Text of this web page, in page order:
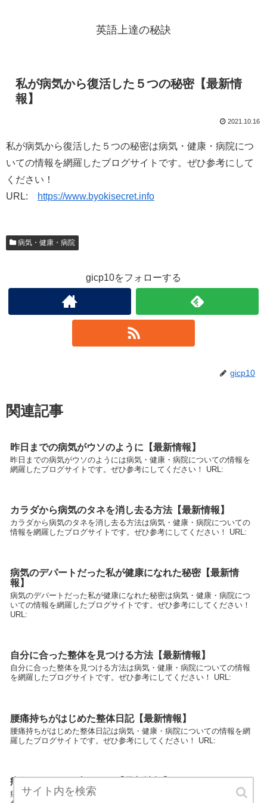
英語上達の秘訣
私が病気から復活した５つの秘密【最新情
報】
2021.10.16
私が病気から復活した５つの秘密は病気・健康・病院につ
いての情報を網羅したブログサイトです。ぜひ参考にして
ください！
URL:
https://www.byokisecret.info
病気・健康・病院
gicp10をフォローする
gicp10
関連記事
昨日までの病気がウソのように【最新情報】
昨日までの病気がウソのようには病気・健康・病院についての情報を
網羅したブログサイトです。ぜひ参考にしてください！ URL:
カラダから病気のタネを消し去る方法【最新情報】
カラダから病気のタネを消し去る方法は病気・健康・病院についての
情報を網羅したブログサイトです。ぜひ参考にしてください！ URL:
病気のデパートだった私が健康になれた秘密【最新情
報】
病気のデパートだった私が健康になれた秘密は病気・健康・病院につ
いての情報を網羅したブログサイトです。ぜひ参考にしてください！
URL:
自分に合った整体を見つける方法【最新情報】
自分に合った整体を見つける方法は病気・健康・病院についての情報
を網羅したブログサイトです。ぜひ参考にしてください！ URL:
腰痛持ちがはじめた整体日記【最新情報】
腰痛持ちがはじめた整体日記は病気・健康・病院についての情報を網
羅したブログサイトです。ぜひ参考にしてください！ URL:
病気のタネは腸内にあり【最新情報】
病気のタネは腸内にありは病気・健康・病院についての情報を網羅し